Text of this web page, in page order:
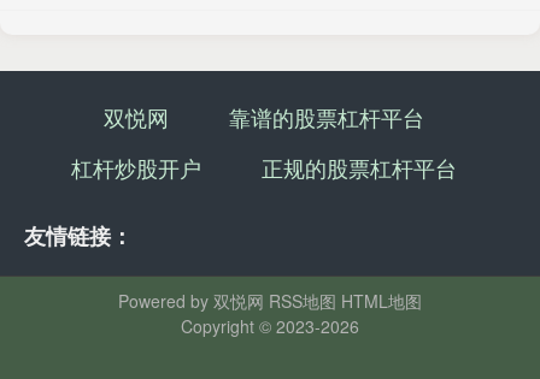
双悦网
靠谱的股票杠杆平台
杠杆炒股开户
正规的股票杠杆平台
友情链接：
Powered by 双悦网 RSS地图 HTML地图
Copyright © 2023-2026